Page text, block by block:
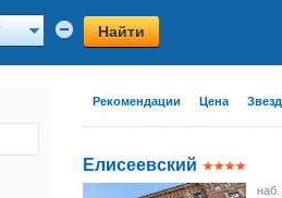
Найти
Рекомендации Цена
Елисеевский
наб.